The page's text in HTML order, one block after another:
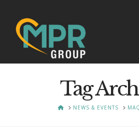
Tag
HOMENEWS & EVENTS